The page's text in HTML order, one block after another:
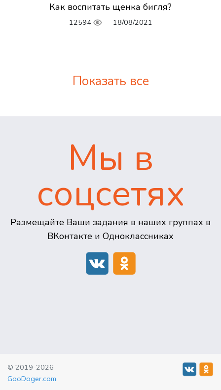
Как воспитать щенка бигля?
12594 18/08/2021
Показать все
Мы в
соцсетях
Размещайте Ваши задания в наших группах в
ВКонтакте и Одноклассниках
© 2019-2026
GooDoger.com